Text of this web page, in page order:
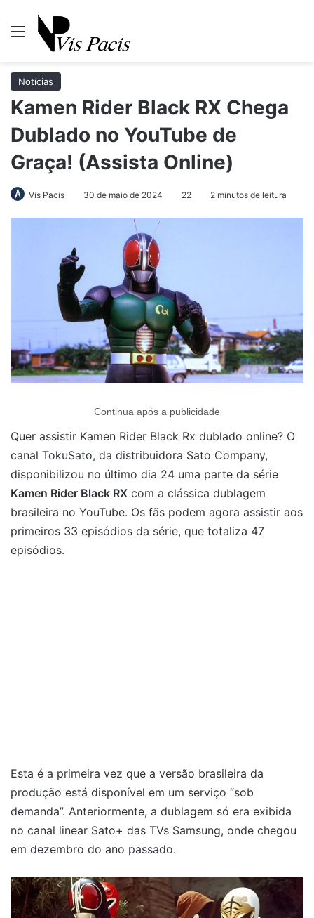
Menu
Notícias
Kamen Rider Black RX Chega
Dublado no YouTube de
Graça! (Assista Online)
Vis Pacis 30 de maio de 2024 22 2 minutos de leitura
Continua após a publicidade
Quer assistir Kamen Rider Black Rx dublado online? O
canal TokuSato, da distribuidora Sato Company,
disponibilizou no último dia 24 uma parte da série
Kamen Rider Black RX com a clássica dublagem
brasileira no YouTube. Os fãs podem agora assistir aos
primeiros 33 episódios da série, que totaliza 47
episódios.
Esta é a primeira vez que a versão brasileira da
produção está disponível em um serviço “sob
demanda”. Anteriormente, a dublagem só era exibida
no canal linear Sato+ das TVs Samsung, onde chegou
em dezembro do ano passado.